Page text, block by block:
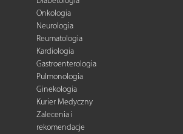
Onkologia
Neurologia
Reumatologia
Kardiologia
Gastroenterologia
Pulmonologia
Ginekologia
Kurier Medyczny
Zalecenia i
rekomendacje